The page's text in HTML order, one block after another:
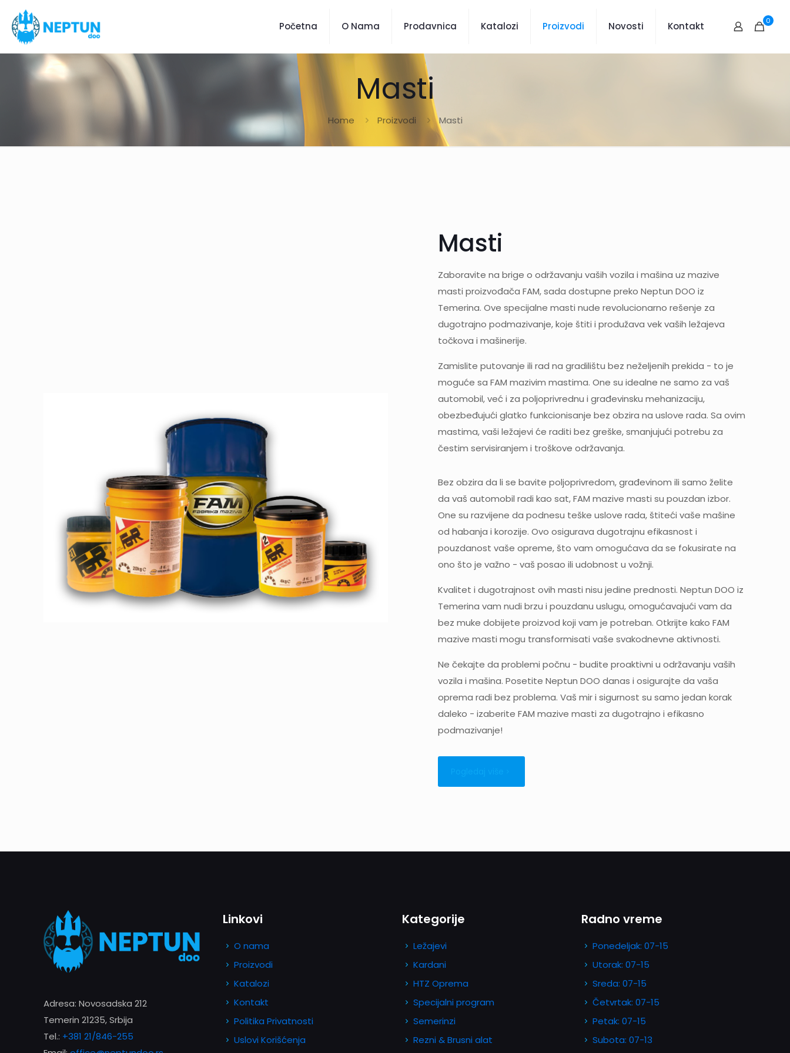
Početna O Nama Prodavnica Katalozi Proizvodi Novosti Kontakt 0
Masti
Home Proizvodi Masti
Masti
Zaboravite na brige o održavanju vaših vozila i mašina uz mazive
masti proizvođača FAM, sada dostupne preko Neptun DOO iz
Temerina. Ove specijalne masti nude revolucionarno rešenje za
dugotrajno podmazivanje, koje štiti i produžava vek vaših ležajeva
točkova i mašinerije.
Zamislite putovanje ili rad na gradilištu bez neželjenih prekida - to je
moguće sa FAM mazivim mastima. One su idealne ne samo za vaš
automobil, već i za poljoprivrednu i građevinsku mehanizaciju,
obezbeđujući glatko funkcionisanje bez obzira na uslove rada. Sa ovim
mastima, vaši ležajevi će raditi bez greške, smanjujući potrebu za
čestim servisiranjem i troškove održavanja.
Bez obzira da li se bavite poljoprivredom, građevinom ili samo želite
da vaš automobil radi kao sat, FAM mazive masti su pouzdan izbor.
One su razvijene da podnesu teške uslove rada, štiteći vaše mašine
od habanja i korozije. Ovo osigurava dugotrajnu efikasnost i
pouzdanost vaše opreme, što vam omogućava da se fokusirate na
ono što je važno - vaš posao ili udobnost u vožnji.
Kvalitet i dugotrajnost ovih masti nisu jedine prednosti. Neptun DOO iz
Temerina vam nudi brzu i pouzdanu uslugu, omogućavajući vam da
bez muke dobijete proizvod koji vam je potreban. Otkrijte kako FAM
mazive masti mogu transformisati vaše svakodnevne aktivnosti.
Ne čekajte da problemi počnu - budite proaktivni u održavanju vaših
vozila i mašina. Posetite Neptun DOO danas i osigurajte da vaša
oprema radi bez problema. Vaš mir i sigurnost su samo jedan korak
daleko - izaberite FAM mazive masti za dugotrajno i efikasno
podmazivanje!
Adresa: Novosadska 212
Temerin 21235, Srbija
Tel.: +381 21/846-255
Linkovi
O nama
Proizvodi
Katalozi
Kontakt
Politika Privatnosti
Uslovi Korišćenja
Kategorije
Ležajevi
Kardani
HTZ Oprema
Specijalni program
Semerinzi
Rezni & Brusni alat
Radno vreme
Ponedeljak: 07-15
Utorak: 07-15
Sreda: 07-15
Četvrtak: 07-15
Petak: 07-15
Subota: 07-13